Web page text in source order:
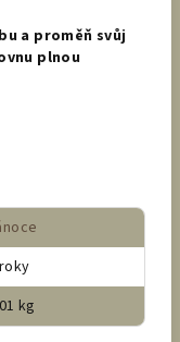
a proměň svůj
plnou
kg